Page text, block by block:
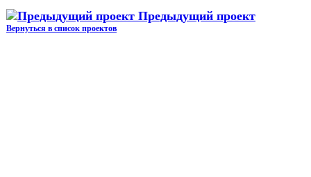
Предыдущий проект
Вернуться в список проектов